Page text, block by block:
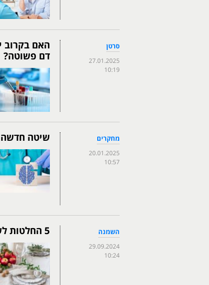
סרטן
27.01.2025
10:19
האם בקרוב
דם פשוטה?
מחקרים
20.01.2025
10:57
שיטה חדשה
השמנה
29.09.2024
10:24
5 החלטות לשנה חדשה בריאה יותר